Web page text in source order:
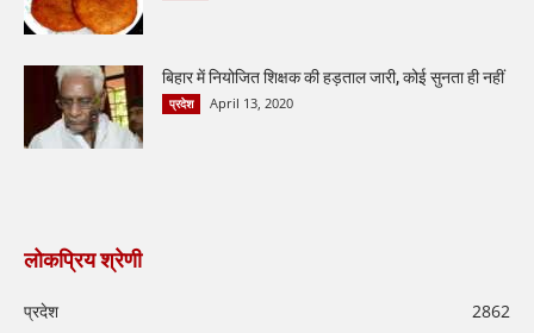
बिहार में नियोजित शिक्षक की हड़ताल जारी, कोई सुनता ही नहीं
प्रदेश April 13, 2020
लोकप्रिय श्रेणी
प्रदेश
2862